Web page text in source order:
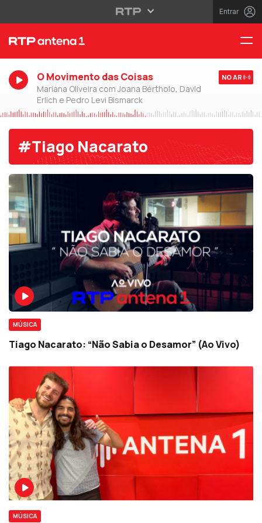
Entrar
O Movimento das Coisas
Mariana Oliveira com Joana Bértholo, David
Erlich e Pedro Levi Bismarck
NO AR
#Tiago Nacarato
MÚSICA
Tiago Nacarato: “Não Sabia o Desamor” (Ao Vivo)
MÚSICA